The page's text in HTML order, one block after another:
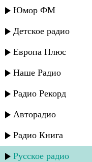
Юмор ФМ
Детское радио
Европа Плюс
Наше Радио
Радио Рекорд
Авторадио
Радио Книга
Русское радио
Зарема
Надежда
Махач
Зарема
Зарема